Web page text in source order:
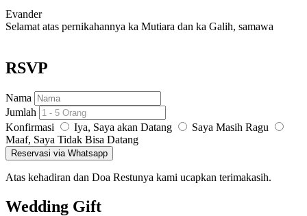
Evander
Selamat atas pernikahannya ka Mutiara dan ka Galih, samawa
RSVP
Nama
Jumlah
Konfirmasi
Iya, Saya akan Datang
Saya Masih Ragu
Maaf, Saya Tidak Bisa Datang
Reservasi via Whatsapp
Atas kehadiran dan Doa Restunya kami ucapkan terimakasih.
Wedding Gift